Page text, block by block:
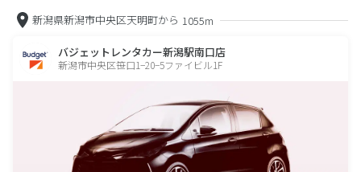
新潟県新潟市中央区天明町から 1055m
バジェットレンタカー新潟駅南口店
新潟市中央区笹口1−20−5ファイビル1F